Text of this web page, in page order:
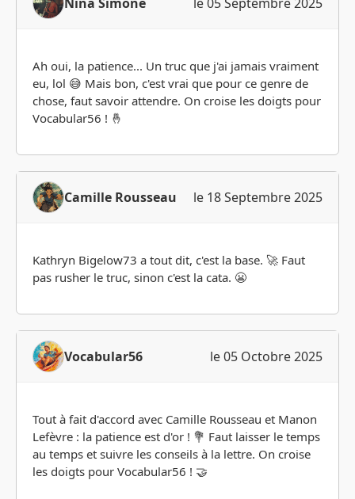
Ah oui, la patience... Un truc que j'ai jamais vraiment
eu, lol 😅 Mais bon, c'est vrai que pour ce genre de
chose, faut savoir attendre. On croise les doigts pour
Vocabular56 ! 🤞
Camille Rousseau le 18 Septembre 2025
Kathryn Bigelow73 a tout dit, c'est la base. 🚀 Faut
pas rusher le truc, sinon c'est la cata. 😬
Vocabular56 le 05 Octobre 2025
Tout à fait d'accord avec Camille Rousseau et Manon
Lefèvre : la patience est d'or ! 💐 Faut laisser le temps
au temps et suivre les conseils à la lettre. On croise
les doigts pour Vocabular56 ! 🤝